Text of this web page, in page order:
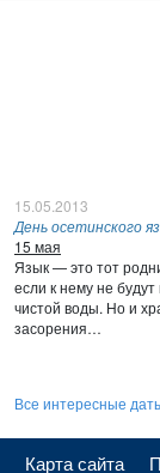
15.05.2013
День осетинского
15 мая
Язык — это тот
если к нему не
чистой воды. Но и
засорения…
Все интересные
Карта сайта